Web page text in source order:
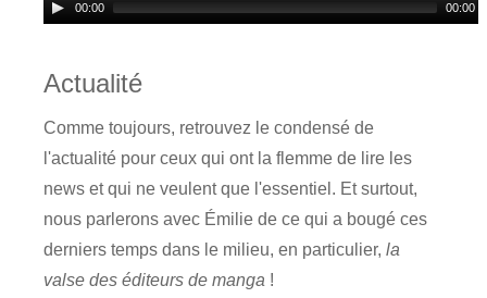
00:00 00:00
Actualité
Comme toujours, retrouvez le condensé de
l'actualité pour ceux qui ont la flemme de lire les
news et qui ne veulent que l'essentiel. Et surtout,
nous parlerons avec Émilie de ce qui a bougé ces
derniers temps dans le milieu, en particulier, la
valse des éditeurs de manga !